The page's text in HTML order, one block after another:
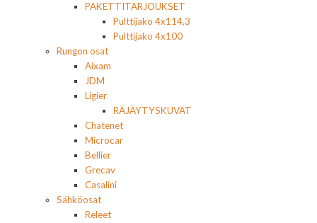
PAKETTITARJOUKSET
Pulttijako 4x114,3
Pulttijako 4x100
Rungon osat
Aixam
JDM
Ligier
RÄJÄYTYSKUVAT
Chatenet
Microcar
Bellier
Grecav
Casalini
Sähköosat
Releet